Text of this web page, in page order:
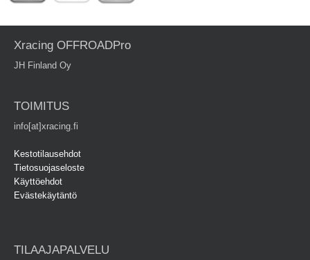
Xracing OFFROADPro
JH Finland Oy
TOIMITUS
info[at]xracing.fi
Kestotilausehdot
Tietosuojaseloste
Käyttöehdot
Evästekäytäntö
TILAAJAPALVELU